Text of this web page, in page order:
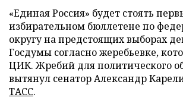
«Единая Россия» будет стоять
избирательном бюллетене по
округу на предстоящих выборах
Госдумы согласно жеребьевке,
ЦИК. Жребий для политического
вытянул сенатор Александр
ТАСС.